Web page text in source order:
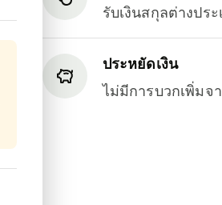
รับเงินสกุลต่างปร
ประหยัดเงิน
ไม่มีการบวกเพิ่มจ